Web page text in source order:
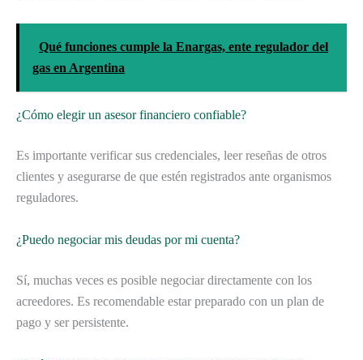
Qué funciones cumple la Enargas, ente regulador del
gas en Argentina
¿Cómo elegir un asesor financiero confiable?
Es importante verificar sus credenciales, leer reseñas de otros
clientes y asegurarse de que estén registrados ante organismos
reguladores.
¿Puedo negociar mis deudas por mi cuenta?
Sí, muchas veces es posible negociar directamente con los
acreedores. Es recomendable estar preparado con un plan de
pago y ser persistente.